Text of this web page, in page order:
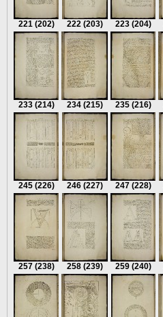
221 (202) 222 (203) 223 (204)
233 (214) 234 (215) 235 (216)
245 (226) 246 (227) 247 (228)
257 (238) 258 (239) 259 (240)